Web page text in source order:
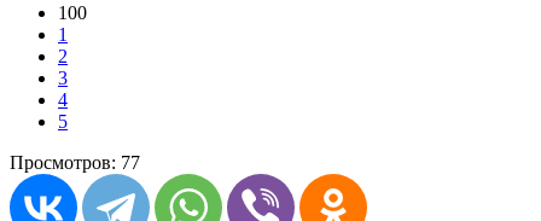
100
1
2
3
4
5
Просмотров: 77